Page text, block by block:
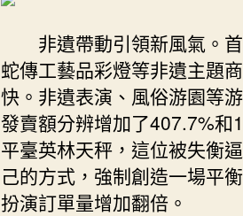
非遺帶動引領新風氣。
蛇傳工藝品彩燈等非遺主題
快。非遺表演、風俗游園等
發賣額分辨增加了407.7%和
平臺英林天秤，這位被失衡
己的方式，強制創造一場平
扮演訂單量增加翻倍。